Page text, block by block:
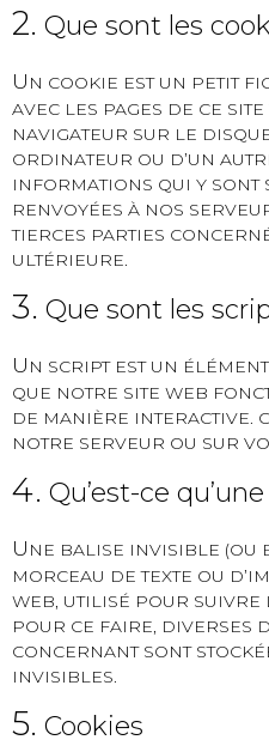
2. Que sont les
U N COOKIE EST UN PETIT
AVEC LES PAGES DE CE
NAVIGATEUR SUR LE
ORDINATEUR OU D’UN
INFORMATIONS QUI Y SONT
RENVOYÉES À NOS
TIERCES PARTIES
ULTÉRIEURE.
3. Que sont les
U N SCRIPT EST UN
QUE NOTRE SITE WEB
DE MANIÈRE INTERACTIVE.
NOTRE SERVEUR OU SUR
4. Qu’est-ce
U NE BALISE INVISIBLE (OU
MORCEAU DE TEXTE OU
WEB, UTILISÉ POUR SUIVRE
POUR CE FAIRE, DIVERSES
CONCERNANT SONT
INVISIBLES.
5. Cookies